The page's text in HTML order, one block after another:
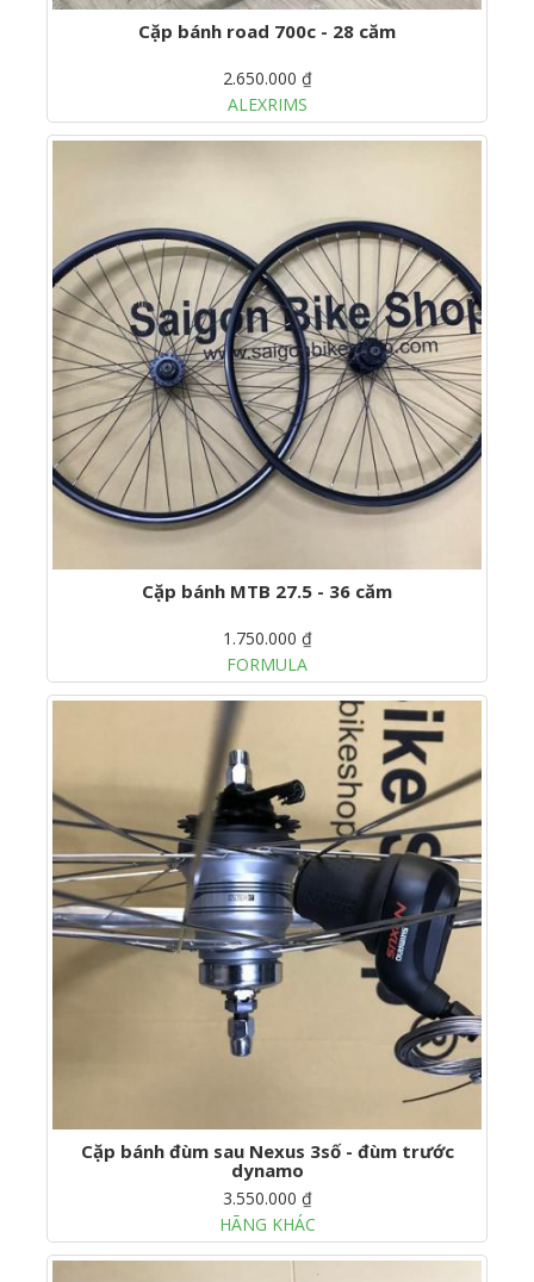
Cặp bánh road 700c - 28 căm
2.650.000 ₫
ALEXRIMS
Cặp bánh MTB 27.5 - 36 căm
1.750.000 ₫
FORMULA
Cặp bánh đùm sau Nexus 3số - đùm trước
dynamo
3.550.000 ₫
HÃNG KHÁC